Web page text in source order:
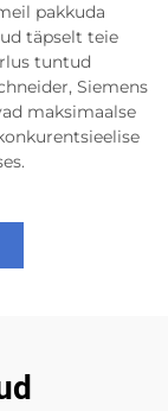
pakkuda
täpselt teie
tuntud
Siemens
maksimaalse